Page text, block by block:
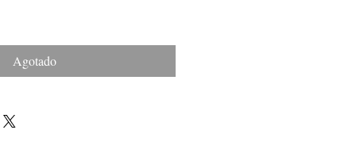
Agotado